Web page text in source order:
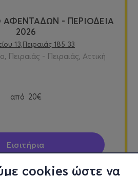
cookies ώστε να
ΑΦΕΝΤΑΔΩΝ - ΠΕΡΙΟΔΕΙΑ
2026
13,Πειραιάς 185 33
Πειραιάς - Πειραιάς, Αττική
από 20€
Εισιτήρια